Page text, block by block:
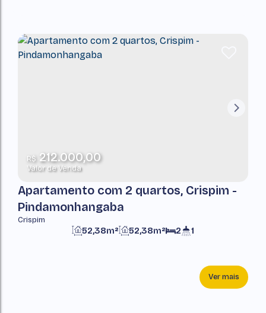
R$212.000,00
Valor de Venda
Apartamento com 2 quartos, Crispim -
Pindamonhangaba
Crispim
2 1
52,38m² 52,38m²
Ver mais